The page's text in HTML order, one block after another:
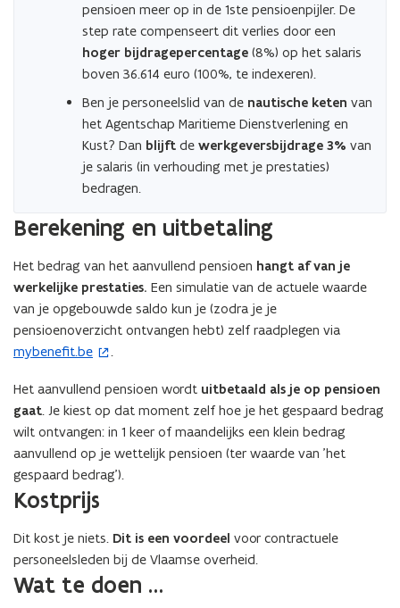
pensioen meer op in de 1ste pensioenpijler. De
step rate compenseert dit verlies door een
hoger bijdragepercentage (8%) op het salaris
boven 36.614 euro (100%, te indexeren).
Ben je personeelslid van de nautische keten van
het Agentschap Maritieme Dienstverlening en
Kust? Dan blijft de werkgeversbijdrage 3% van
je salaris (in verhouding met je prestaties)
bedragen.
Berekening en uitbetaling
Het bedrag van het aanvullend pensioen hangt af van je
werkelijke prestaties. Een simulatie van de actuele waarde
van je opgebouwde saldo kun je (zodra je je
pensioenoverzicht ontvangen hebt) zelf raadplegen via
mybenefit.be
(
p
e
n
t
i
n
i
e
u
.
Het aanvullend pensioen wordt uitbetaald als je op pensioen
gaat. Je kiest op dat moment zelf hoe je het gespaard bedrag
wilt ontvangen: in 1 keer of maandelijks een klein bedrag
aanvullend op je wettelijk pensioen (ter waarde van 'het
gespaard bedrag').
Kostprijs
Dit kost je niets. Dit is een voordeel voor contractuele
personeelsleden bij de Vlaamse overheid.
Wat te doen …